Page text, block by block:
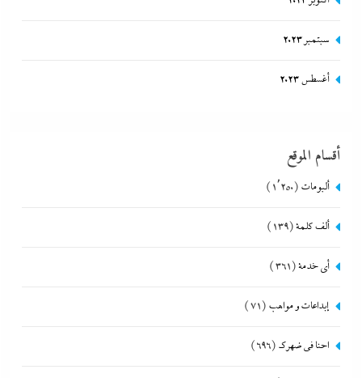
سبتمبر 2023
أغسطس 2023
أقسام الموقع
ألبومات (1٬250)
ألف كلمة(139)
أي خدمة(361)
إبداعات و مواهب (71)
احنا في ضهرك (696)